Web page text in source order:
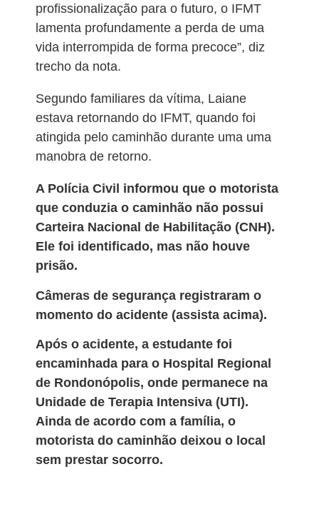
profissionalização para o futuro, o IFMT
lamenta profundamente a perda de uma
vida interrompida de forma precoce”, diz
trecho da nota.
Segundo familiares da vítima, Laiane
estava retornando do IFMT, quando foi
atingida pelo caminhão durante uma uma
manobra de retorno.
A Polícia Civil informou que o motorista
que conduzia o caminhão não possui
Carteira Nacional de Habilitação (CNH).
Ele foi identificado, mas não houve
prisão.
Câmeras de segurança registraram o
momento do acidente (assista acima).
Após o acidente, a estudante foi
encaminhada para o Hospital Regional
de Rondonópolis, onde permanece na
Unidade de Terapia Intensiva (UTI).
Ainda de acordo com a família, o
motorista do caminhão deixou o local
sem prestar socorro.